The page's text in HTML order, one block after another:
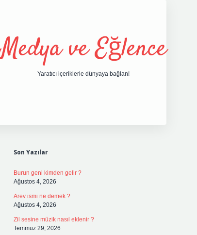
Medya ve Eğlence
Yaratıcı içeriklerle dünyaya bağlan!
Son Yazılar
Burun geni kimden gelir ?
Ağustos 4, 2026
Arev ismi ne demek ?
Ağustos 4, 2026
Zil sesine müzik nasıl eklenir ?
Temmuz 29, 2026